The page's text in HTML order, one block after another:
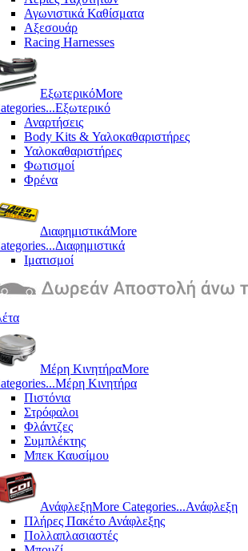
Αγωνιστικά Καθίσματα
Αξεσουάρ
Racing Harnesses
ΕξωτερικόMore
Εξωτερικό
Αναρτήσεις
Body Kits & Υαλοκαθαριστήρες
Υαλοκαθαριστήρες
Φωτισμοί
Φρένα
ΔιαφημιστικάMore
Διαφημιστικά
Ιματισμοί
Μέρη KινητήραMore
Μέρη Kινητήρα
Πιστόνια
Στρόφαλοι
Φλάντζες
Συμπλέκτης
Μπεκ Καυσίμου
ΑνάφλεξηMore Categories...Ανάφλεξη
Πλήρες Πακέτο Ανάφλεξης
Πολλαπλασιαστές